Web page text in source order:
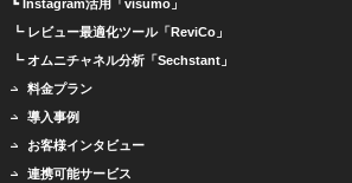
┗ Instagram活用「visumo」
┗ レビュー最適化ツール「ReviCo」
┗ オムニチャネル分析「Sechstant」
料金プラン
導入事例
お客様インタビュー
連携可能サービス